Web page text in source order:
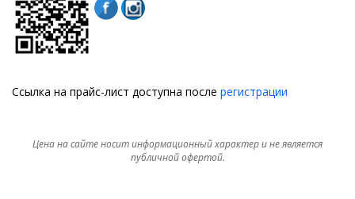
Ссылка на прайс-лист доступна после регистрации
Цена на сайте носит информационный характер и не является
публичной офертой.